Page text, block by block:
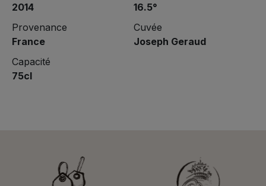
2014
Provenance
France
Capacité
75cl
16.5°
Cuvée
Joseph Geraud